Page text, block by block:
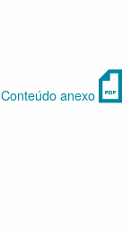
Conteúdo anexo